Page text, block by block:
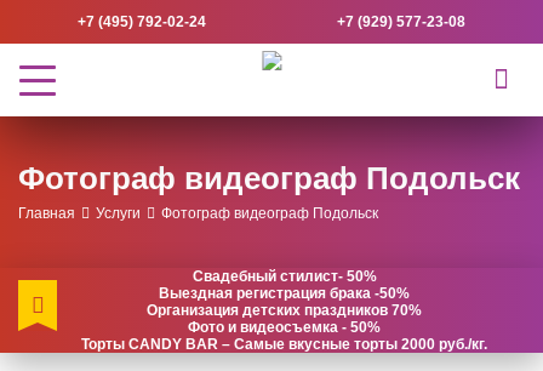
+7 (495) 792-02-24 +7 (929) 577-23-08
Фотограф видеограф Подольск
Главная Услуги Фотограф видеограф Подольск
Свадебный стилист- 50%
Выездная регистрация брака -50%
Организация детских праздников 70%
Фото и видеосъемка - 50%
Торты CANDY BAR – Самые вкусные торты 2000 руб./кг.